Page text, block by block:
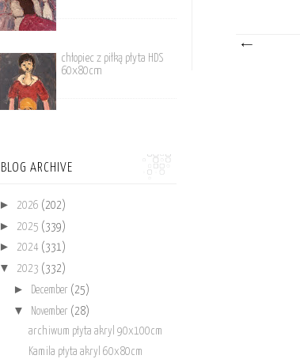
chłopiec z piłką płyta HDS
60x80cm
BLOG ARCHIVE
► 2026 (202)
► 2025 (339)
► 2024 (331)
▼ 2023 (332)
► December (25)
▼ November (28)
archiwum płyta akryl 90x100cm
Kamila płyta akryl 60x80cm